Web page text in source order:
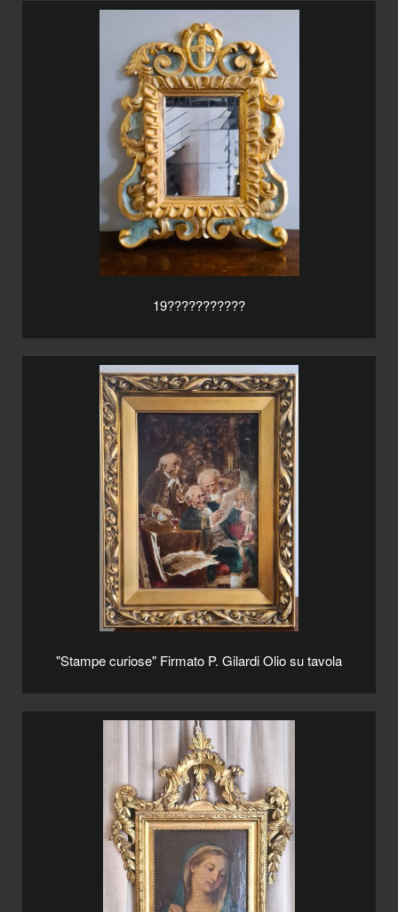
19???????????
"Stampe curiose" Firmato P. Gilardi Olio su tavola